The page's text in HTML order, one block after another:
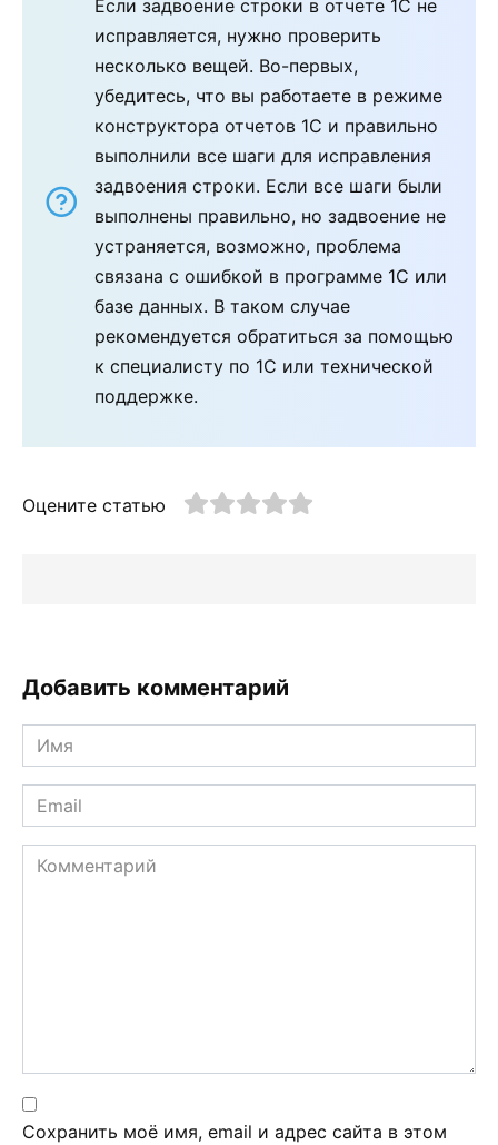
Если задвоение строки в отчете 1С не
исправляется, нужно проверить
несколько вещей. Во-первых,
убедитесь, что вы работаете в режиме
конструктора отчетов 1С и правильно
выполнили все шаги для исправления
задвоения строки. Если все шаги были
выполнены правильно, но задвоение не
устраняется, возможно, проблема
связана с ошибкой в программе 1С или
базе данных. В таком случае
рекомендуется обратиться за помощью
к специалисту по 1С или технической
поддержке.
Оцените статью
Добавить комментарий
Имя
*
Email
*
Комментарий
Сохранить моё имя, email и адрес сайта в этом